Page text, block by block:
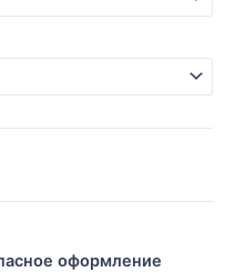
оформление